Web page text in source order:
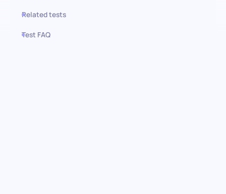
Related tests
Test FAQ